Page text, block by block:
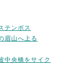
テンボス
眉山へ上る
中央橋をサイク